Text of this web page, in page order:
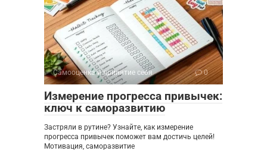
Самооценка и принятие себя 0
Измерение прогресса привычек:
ключ к саморазвитию
Застряли в рутине? Узнайте, как измерение
прогресса привычек поможет вам достичь целей!
Мотивация, саморазвитие